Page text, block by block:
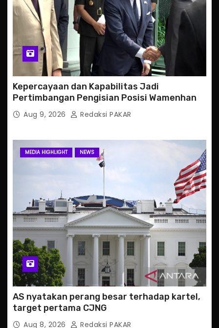
Kepercayaan dan Kapabilitas Jadi
Pertimbangan Pengisian Posisi Wamenhan
Aug 9, 2026 Redaksi PAKAR
MEDIA HIGHLIGHT NEWS
AS nyatakan perang besar terhadap kartel,
target pertama CJNG
Aug 8, 2026 Redaksi PAKAR